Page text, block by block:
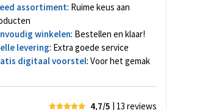
assortiment: Ruime keus aan
winkelen: Bestellen en klaar!
levering: Extra goede service
digitaal voorstel: Voor het gemak
4,7/5 | 13 reviews